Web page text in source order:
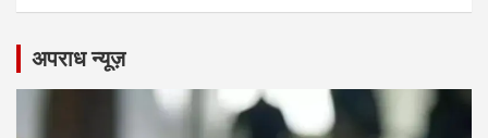
अपराध न्यूज़